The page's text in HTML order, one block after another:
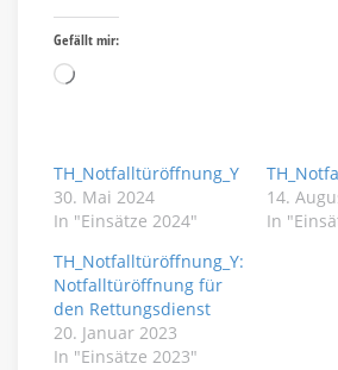
Gefällt mir:
Wird
TH_Notfalltüröffnung_Y
30. Mai 2024
In "Einsätze 2024"
14.
In
TH_Notfalltüröffnung_Y:
Notfalltüröffnung für
den Rettungsdienst
20. Januar 2023
In "Einsätze 2023"